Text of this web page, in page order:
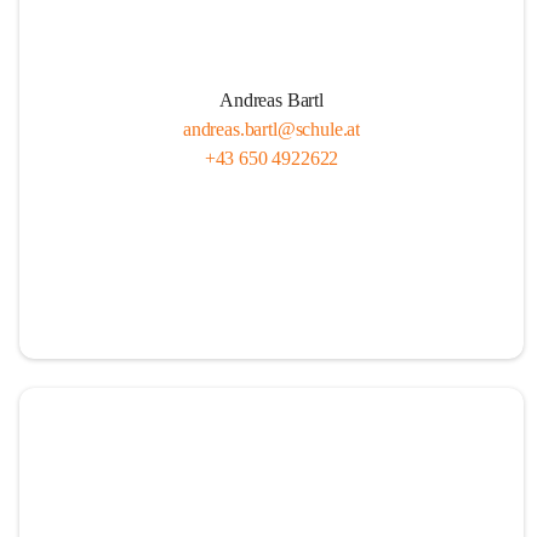
Andreas Bartl
andreas.bartl@schule.at
+43 650 4922622